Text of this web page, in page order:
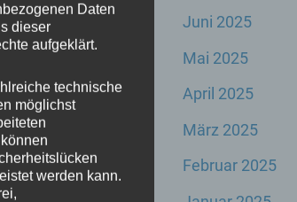
erwarten,
Juni 2025
Mai 2025
April 2025
März 2025
Februar 2025
Daten
dieser
aufgeklärt.
technische
möglichst
werden kann.